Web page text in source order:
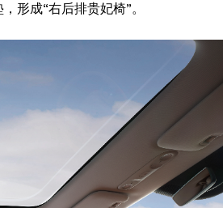
形成“右后排贵妃椅”。